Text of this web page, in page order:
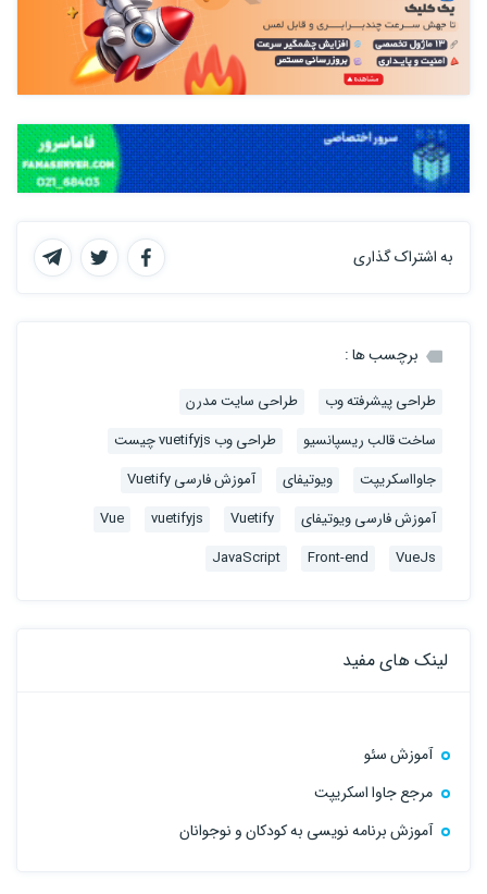
به اشتراک گذاری
برچسب ها :
طراحی پیشرفته وب
طراحی سایت مدرن
ساخت قالب ریسپانسیو
طراحی وب vuetifyjs چیست
جاوااسکریپت
ویوتیفای
آموزش فارسی Vuetify
آموزش فارسی ویوتیفای
Vuetify
vuetifyjs
Vue
VueJs
Front-end
JavaScript
لینک های مفید
آموزش سئو
مرجع جاوا اسکریپت
آموزش برنامه نویسی به کودکان و نوجوانان